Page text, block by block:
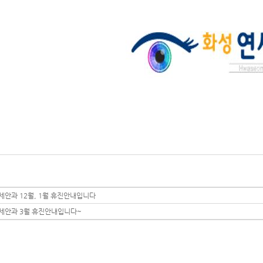
안과 12월, 1월 휴진안내입니다
안과 3월 휴진안내입니다~